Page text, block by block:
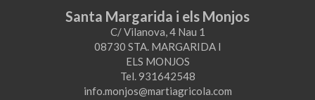
Santa Margarida i els Monjos
C/ Vilanova, 4 Nau 1
08730 STA. MARGARIDA I
ELS MONJOS
Tel. 931642548
info.monjos@martiagricola.com